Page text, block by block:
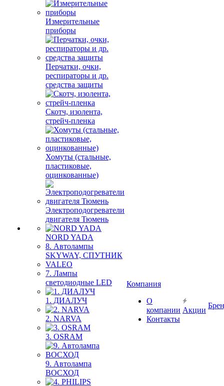
Измерительные
приборы
Перчатки, очки,
респираторы и др.
средства защиты
Скотч, изолента,
стрейч-пленка
Хомуты (стальные,
пластиковые,
оцинкованные)
Электроподогреватели
двигателя Тюмень
NORD YADA
8. Автолампы
SKYWAY, СПУТНИК
VALEO
7. Лампы
светодиодные LED
1. ДИАЛУЧ
2. NARVA
3. OSRAM
9. Автолампа
ВОСХОД
Компания
О
компании
Контакты
Акции